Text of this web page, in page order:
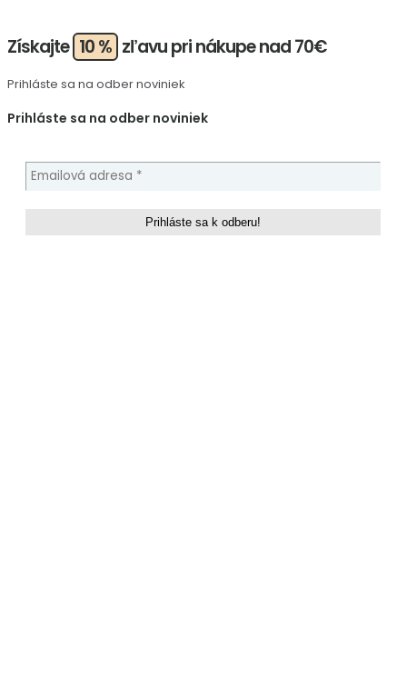
Získajte 10 % zľavu pri nákupe nad 70€
Prihláste sa na odber noviniek
Prihláste sa na odber noviniek